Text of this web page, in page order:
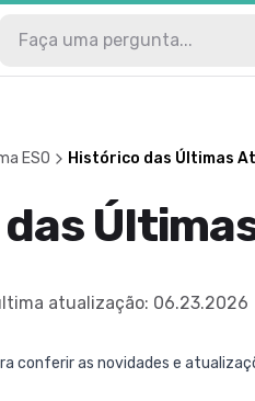
ESO Histórico das Últimas
atualização: 06.23.2026
conferir as novidades e